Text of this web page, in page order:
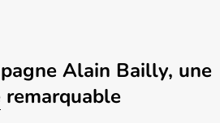
Alain Bailly, une
remarquable